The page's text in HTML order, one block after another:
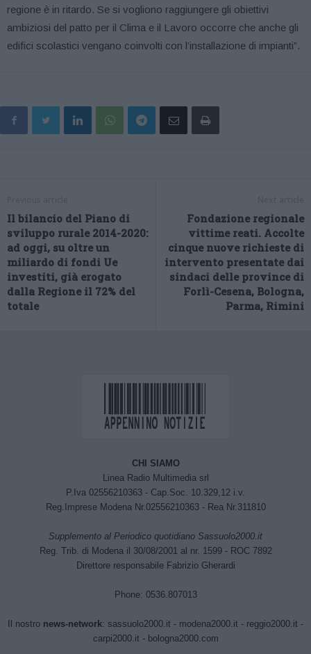
regione è in ritardo. Se si vogliono raggiungere gli obiettivi
ambiziosi del patto per il Clima e il Lavoro occorre che anche gli
edifici scolastici vengano coinvolti con l’installazione di impianti”.
Il bilancio del Piano di
sviluppo rurale 2014-2020:
ad oggi, su oltre un
miliardo di fondi Ue
investiti, già erogato
dalla Regione il 72% del
totale
Fondazione regionale
vittime reati. Accolte
cinque nuove richieste di
intervento presentate dai
sindaci delle province di
Forlì-Cesena, Bologna,
Parma, Rimini
CHI SIAMO
Linea Radio Multimedia srl
P.Iva 02556210363 - Cap.Soc. 10.329,12 i.v.
Reg.Imprese Modena Nr.02556210363 - Rea Nr.311810
Supplemento al Periodico quotidiano Sassuolo2000.it
Reg. Trib. di Modena il 30/08/2001 al nr. 1599 - ROC 7892
Direttore responsabile Fabrizio Gherardi
Phone: 0536.807013
Il nostro news-network: sassuolo2000.it - modena2000.it - reggio2000.it -
carpi2000.it- bologna2000.com